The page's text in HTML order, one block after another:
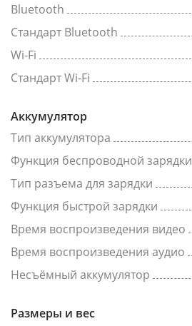
Bluetooth
Стандарт Bluetooth
Wi-Fi
Стандарт Wi-Fi
Аккумулятор
Тип аккумулятора
Функция беспроводной зарядки
Тип разъема для зарядки
Функция быстрой зарядки
Время воспроизведения видео
Время воспроизведения аудио
Несъёмный аккумулятор
Размеры и вес